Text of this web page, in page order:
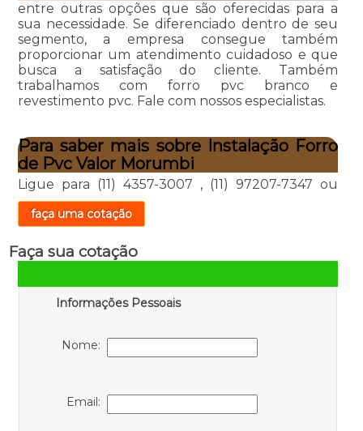
entre outras opções que são oferecidas para a
sua necessidade. Se diferenciado dentro de seu
segmento, a empresa consegue também
proporcionar um atendimento cuidadoso e que
busca a satisfação do cliente. Também
trabalhamos com forro pvc branco e
revestimento pvc. Fale com nossos especialistas.
Para saber mais sobre Instalação Forro
de Pvc Valor Morumbi
Ligue para (11) 4357-3007 , (11) 97207-7347 ou
faça uma cotação
Faça sua cotação
Informações Pessoais
Nome:
Email: